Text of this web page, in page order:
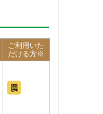
ご利用いた
だける方※